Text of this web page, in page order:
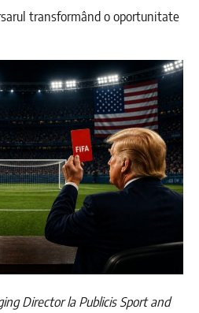
transformând o oportunitate
Director la Publicis Sport and